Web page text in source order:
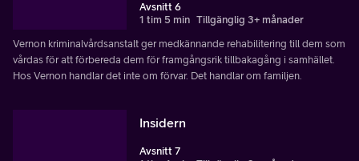
Avsnitt 6
1 tim 5 min Tillgänglig 3+ månader
Vernon kriminalvårdsanstalt ger medkännande rehabilitering till dem som
vårdas för att förbereda dem för framgångsrik tillbakagång i samhället.
Hos Vernon handlar det inte om förvar. Det handlar om familjen.
Insidern
Avsnitt 7